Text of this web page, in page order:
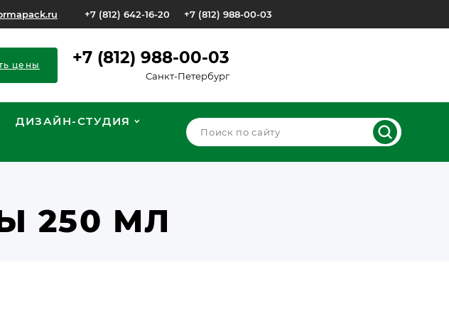
+7 (812) 642-16-20 +7 (812) 988-00-03
цены +7 (812) 988-00-03
Санкт-Петербург
ДИЗАЙН-СТУДИЯ
250 МЛ